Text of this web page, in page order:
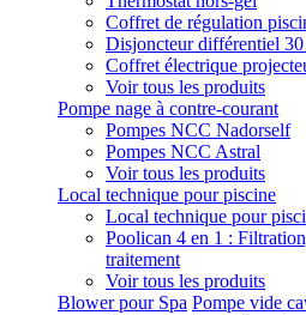
Coffret de régulation
Disjoncteur différentiel
Coffret électrique
Voir tous les produits
Pompe nage à contre-courant
Pompes NCC Nadorself
Pompes NCC Astral
Voir tous les produits
Local technique pour piscine
Local technique pour
Poolican 4 en 1 :
traitement
Voir tous les produits
Blower pour Spa Pompe vide